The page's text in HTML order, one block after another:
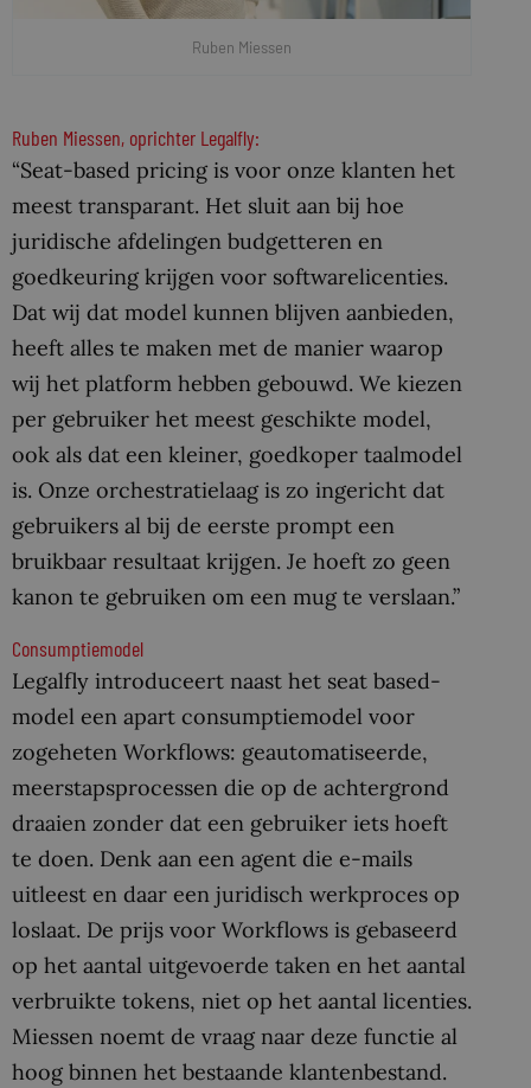
Ruben Miessen
Ruben Miessen, oprichter Legalfly:
“Seat-based pricing is voor onze klanten het
meest transparant. Het sluit aan bij hoe
juridische afdelingen budgetteren en
goedkeuring krijgen voor softwarelicenties.
Dat wij dat model kunnen blijven aanbieden,
heeft alles te maken met de manier waarop
wij het platform hebben gebouwd. We kiezen
per gebruiker het meest geschikte model,
ook als dat een kleiner, goedkoper taalmodel
is. Onze orchestratielaag is zo ingericht dat
gebruikers al bij de eerste prompt een
bruikbaar resultaat krijgen. Je hoeft zo geen
kanon te gebruiken om een mug te verslaan.”
Consumptiemodel
Legalfly introduceert naast het seat based-
model een apart consumptiemodel voor
zogeheten Workflows: geautomatiseerde,
meerstapsprocessen die op de achtergrond
draaien zonder dat een gebruiker iets hoeft
te doen. Denk aan een agent die e-mails
uitleest en daar een juridisch werkproces op
loslaat. De prijs voor Workflows is gebaseerd
op het aantal uitgevoerde taken en het aantal
verbruikte tokens, niet op het aantal licenties.
Miessen noemt de vraag naar deze functie al
hoog binnen het bestaande klantenbestand.